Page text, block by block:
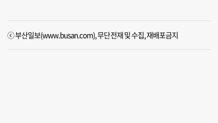
ⓒ 부산일보(www.busan.com), 무단전재 및 수집, 재배포금지